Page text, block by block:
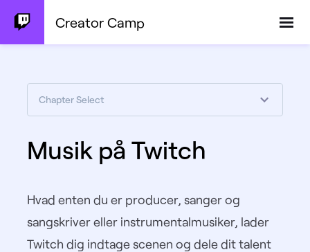
Creator Camp
Chapter Select
Musik på Twitch
Hvad enten du er producer, sanger og
sangskriver eller instrumentalmusiker, lader
Twitch dig indtage scenen og dele dit talent